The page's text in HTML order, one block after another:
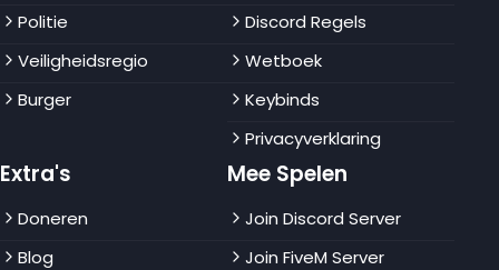
Politie
Veiligheidsregio
Burger
Discord Regels
Wetboek
Keybinds
Privacyverklaring
Extra's
Doneren
Blog
Mee Spelen
Join Discord Server
Join FiveM Server